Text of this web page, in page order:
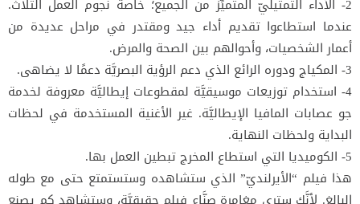
2- الأداء التمثيليّ المتميِّز من الجميع؛ خاصةً نجوم العمل الثلاث.
عندما استطاعوا تقديم أداء جيد ومقتدر في مراحل عديدة من
أعمار الشخصيات، وأحوالهم بين الصحة والمرض.
3- المكياج ودوره الرائع الذي دعم الرؤية البصريَّة دعمًا لا يضاهى.
4- استخدام توزيعات موسيقيَّة لمقطوعات إيطاليَّة معروفة لخدمة
جو عصابات المافيا الإيطاليَّة. غير الأغنية المستخدمة في لحظات
البداية ولحظات النهاية.
5- الكوميديا التي استطاع المخرج تبطين العمل بها.
هذا فيلم “الأيرلنديّ” الذي ستشاهده وستستمتع حتى مع طوله